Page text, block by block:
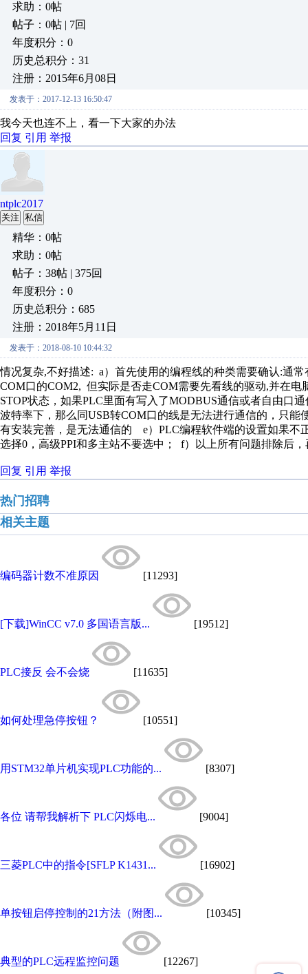
求助：0帖
帖子：0帖 | 7回
年度积分：0
历史总积分：31
注册：2015年6月08日
发表于：2017-12-13 16:50:47
我今天也连不上，看一下大家的办法
回复 引用 举报
ntplc2017
关注 私信
精华：0帖
求助：0帖
帖子：38帖 | 375回
年度积分：0
历史总积分：685
注册：2018年5月11日
发表于：2018-08-10 10:44:32
情况复杂,不好描述: a）首先使用的编程线的种类需要确认:通
COM口的COM2, 但实际是否走COM需要先看线的驱动,并在
STOP状态，如果PLC里面有写入了MODBUS通信或者自由口
波特率下，那么同USB转COM口的线是无法进行通信的，只
有安装完善，是无法通信的 e）PLC编程软件端的设置如果不
选择0，高级PPI和多主站不要选中； f）以上所有问题排除后
回复 引用 举报
热门招聘
相关主题
编码器计数不准原因 [11293]
[下载]WinCC v7.0 多国语言版... [19512]
PLC接反 会不会烧 [11635]
如何处理急停按钮？ [10551]
用STM32单片机实现PLC功能的... [8307]
各位 请帮我解析下 PLC闪烁电... [9004]
三菱PLC中的指令[SFLP K1431... [16902]
单按钮启停控制的21方法（附图... [10345]
典型的PLC远程监控问题 [12267]